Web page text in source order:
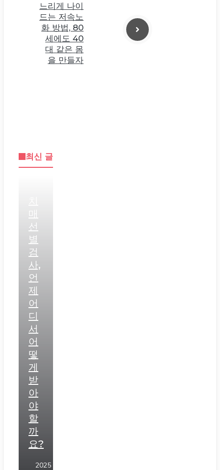
느리게 나이
드는 저속노
화 방법, 80
세에도 40
대 같은 몸
을 만들자
최신 글
매
선
별
검
사,
언
제
어
디
서
어
떻
게
받
아
야
할
까
요?
2025